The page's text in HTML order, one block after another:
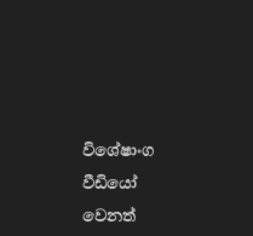
විශේෂාංග
වීඩියෝ
වෙනත්